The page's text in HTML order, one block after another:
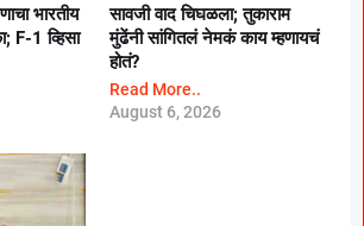
भारतीय
F-1 व्हिसा
सावजी वाद चिघळला; तुकाराम
मुंढेंनी सांगितलं नेमकं काय म्हणायचं
होतं?
Read More..
August 6, 2026